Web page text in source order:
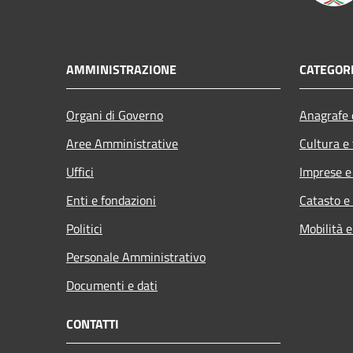
AMMINISTRAZIONE
Organi di Governo
Aree Amministrative
Uffici
Enti e fondazioni
Politici
Personale Amministrativo
Documenti e dati
Cultura
Imprese
Catasto
Mobilità
CONTATTI